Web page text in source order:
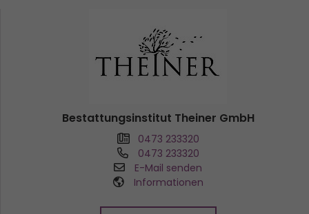
Bestattungsinstitut Theiner GmbH
0473 233320
0473 233320
E-Mail senden
Informationen